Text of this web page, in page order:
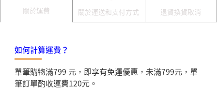
關於運費 關於運送和支付方式 退貨換貨取消
如何計算運費？
單筆購物滿799 元，即享有免運優惠，未滿799元，單
筆訂單酌收運費120元。